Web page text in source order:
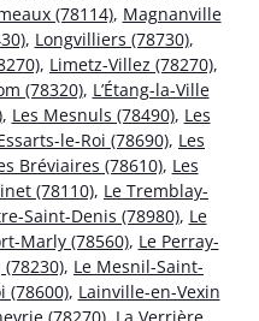
(78114), Magnanville
, Longvilliers (78730),
, Limetz-Villez (78270),
(78320), L’Étang-la-Ville
, Les Mesnuls (78490), Les
le-Roi (78690), Les
Bréviaires (78610), Les
(78110), Le Tremblay-
Saint-Denis (78980), Le
Marly (78560), Le Perray-
(78230), Le Mesnil-Saint-
(78600), Lainville-en-Vexin